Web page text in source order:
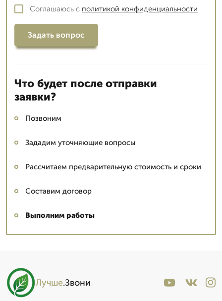
Соглашаюсь с политикой конфиденциальности
Задать вопрос
Что будет после отправки
заявки?
Позвоним
Зададим уточняющие вопросы
Рассчитаем предварительную стоимость и сроки
Составим договор
Выполним работы
Лучше.Звони